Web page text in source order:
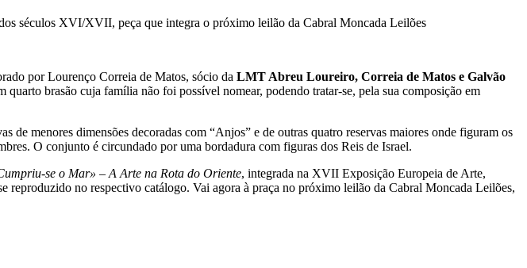
por Lourenço Correia de Matos, sócio da LMT Abreu Loureiro, Correia de Matos e Galvão
quarto brasão cuja família não foi possível nomear, podendo tratar-se, pela sua composição em
de menores dimensões decoradas com “Anjos” e de outras quatro reservas maiores onde figuram os
O conjunto é circundado por uma bordadura com figuras dos Reis de Israel.
se o Mar» – A Arte na Rota do Oriente, integrada na XVII Exposição Europeia de Arte,
no respectivo catálogo. Vai agora à praça no próximo leilão da Cabral Moncada Leilões,